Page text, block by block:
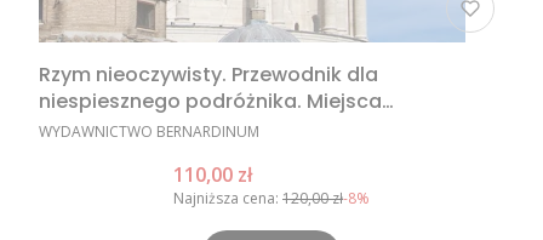
Rzym nieoczywisty. Przewodnik dla
niespiesznego podróżnika. Miejsca
nieoczywiste w Rzymie, nietypowe atrakcje
PRODUCENT
WYDAWNICTWO BERNARDINUM
Cena promocyjna
110,00 zł
Najniższa cena: 120,00 zł-8%